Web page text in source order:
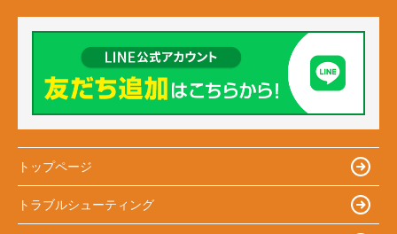
トップページ
トラブルシューティング